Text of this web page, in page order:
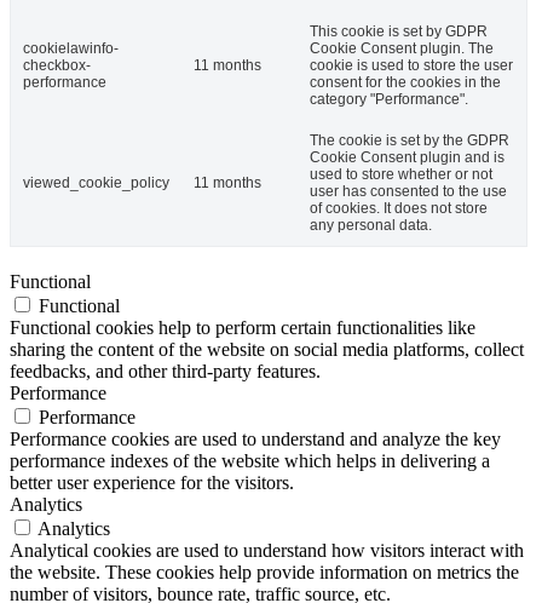
cookielawinfo-
checkbox-
performance
11 months
This cookie is set by GDPR
Cookie Consent plugin. The
cookie is used to store the user
consent for the cookies in the
category "Performance".
viewed_cookie_policy 11 months
The cookie is set by the GDPR
Cookie Consent plugin and is
used to store whether or not
user has consented to the use
of cookies. It does not store
any personal data.
Functional
Functional
Functional cookies help to perform certain functionalities like
sharing the content of the website on social media platforms, collect
feedbacks, and other third-party features.
Performance
Performance
Performance cookies are used to understand and analyze the key
performance indexes of the website which helps in delivering a
better user experience for the visitors.
Analytics
Analytics
Analytical cookies are used to understand how visitors interact with
the website. These cookies help provide information on metrics the
number of visitors, bounce rate, traffic source, etc.